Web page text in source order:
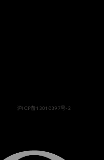
沪ICP备13010397号-2